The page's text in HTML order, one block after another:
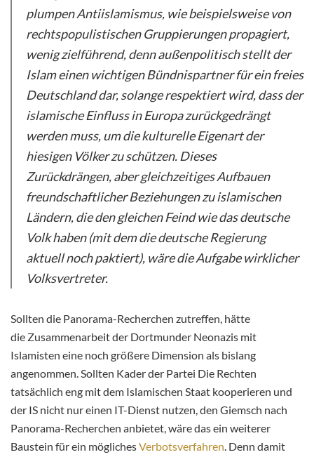
plumpen Antiislamismus, wie beispielsweise von
rechtspopulistischen Gruppierungen propagiert,
wenig zielführend, denn außenpolitisch stellt der
Islam einen wichtigen Bündnispartner für ein freies
Deutschland dar, solange respektiert wird, dass der
islamische Einfluss in Europa zurückgedrängt
werden muss, um die kulturelle Eigenart der
hiesigen Völker zu schützen. Dieses
Zurückdrängen, aber gleichzeitiges Aufbauen
freundschaftlicher Beziehungen zu islamischen
Ländern, die den gleichen Feind wie das deutsche
Volk haben (mit dem die deutsche Regierung
aktuell noch paktiert), wäre die Aufgabe wirklicher
Volksvertreter.
Sollten die Panorama-Recherchen zutreffen, hätte
die Zusammenarbeit der Dortmunder Neonazis mit
Islamisten eine noch größere Dimension als bislang
angenommen. Sollten Kader der Partei Die Rechten
tatsächlich eng mit dem Islamischen Staat kooperieren und
der IS nicht nur einen IT-Dienst nutzen, den Giemsch nach
Panorama-Recherchen anbietet, wäre das ein weiterer
Baustein für ein möglichesVerbotsverfahren. Denn damit